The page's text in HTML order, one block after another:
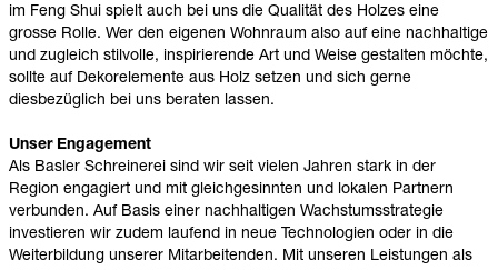
im Feng Shui spielt auch bei uns die Qualität des Holzes eine
grosse Rolle. Wer den eigenen Wohnraum also auf eine nachhaltige
und zugleich stilvolle, inspirierende Art und Weise gestalten möchte,
sollte auf Dekorelemente aus Holz setzen und sich gerne
diesbezüglich bei uns beraten lassen.
Unser Engagement
Als Basler Schreinerei sind wir seit vielen Jahren stark in der
Region engagiert und mit gleichgesinnten und lokalen Partnern
verbunden. Auf Basis einer nachhaltigen Wachstumsstrategie
investieren wir zudem laufend in neue Technologien oder in die
Weiterbildung unserer Mitarbeitenden. Mit unseren Leistungen als